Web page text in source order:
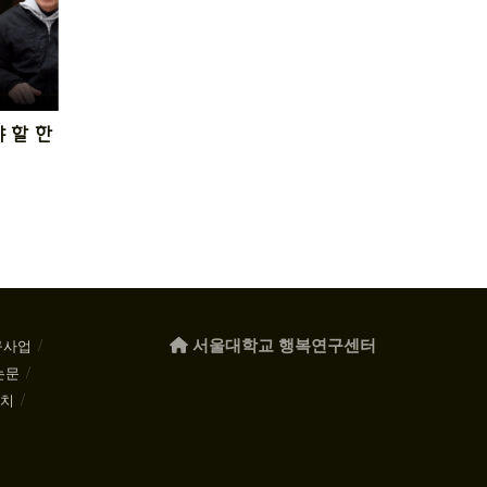
할 한
업
문
서울대학교 행복연구센터